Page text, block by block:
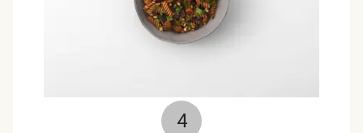
4